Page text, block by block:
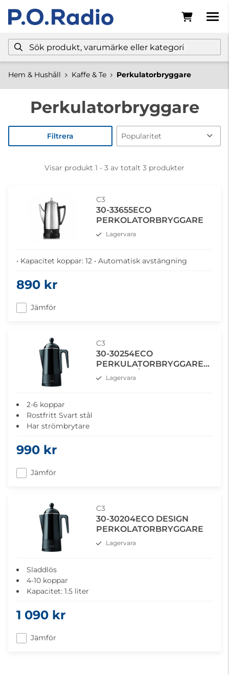
Hem & Hushåll Kaffe & Te Perkulatorbryggare
Perkulatorbryggare
Filtrera
Visar produkt 1 - 3 av totalt 3 produkter
C3
30-33655ECO
PERKOLATORBRYGGARE
Lagervara
• Kapacitet koppar: 12 • Automatisk avstängning
890 kr
Jämför
C3
30-30254ECO
PERKULATORBRYGGARE
SVART STÅL
Lagervara
2-6 koppar
Rostfritt Svart stål
Har strömbrytare
Signallampa tänds när kaffet är klart för servering
990 kr
Jämför
C3
30-30204ECO DESIGN
PERKOLATORBRYGGARE
Lagervara
Sladdlös
4-10 koppar
Kapacitet: 1.5 liter
Lampa tänds när kaffet är klart för servering
1 090 kr
Jämför